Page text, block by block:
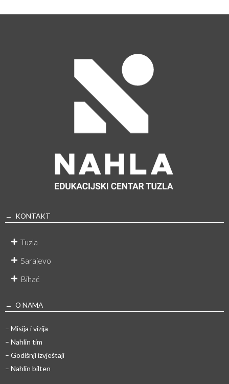
→ KONTAKT
Tuzla
Sarajevo
Bihać
→ O NAMA
– Misija i vizija
– Nahlin tim
– Godišnji izvještaji
– Nahlin bilten